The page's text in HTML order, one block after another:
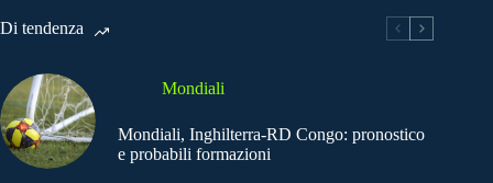
Di tendenza
Mondiali
Mondiali, Inghilterra-RD Congo: pronostico
e probabili formazioni